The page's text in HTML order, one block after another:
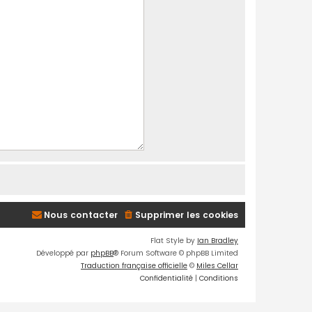
Supprimer les cookies
Nous contacter
Flat Style by Ian Bradley
Développé par phpBB® Forum Software © phpBB Limited
Traduction française officielle © Miles Cellar
Confidentialité | Conditions